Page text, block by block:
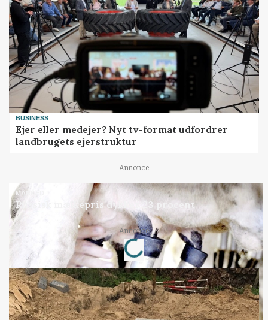
BUSINESS
Ejer eller medejer? Nyt tv-format udfordrer
landbrugets ejerstruktur
Annonce
MARKED
Russisk mælkepris dykker 23 procent
Annonce
Loading...